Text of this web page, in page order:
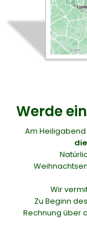
Werde
Am Heiligabend
Wir
Zu Beginn
Rechnung über